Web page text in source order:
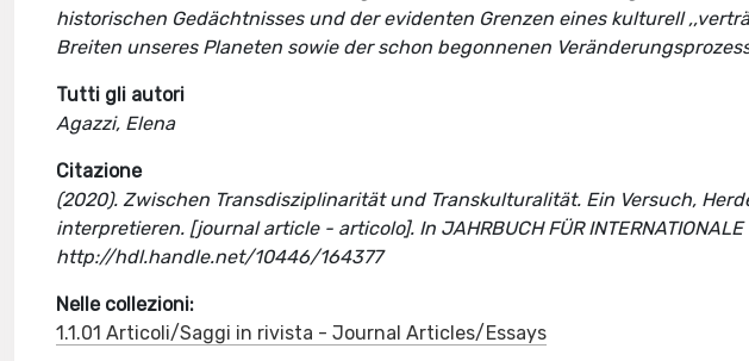
historischen Gedächtnisses und der evidenten Grenzen eines kulturell
Breiten unseres Planeten sowie der schon begonnenen
Tutti gli autori
Agazzi, Elena
Citazione
(2020). Zwischen Transdisziplinarität und Transkulturalität. Ein Versuch,
interpretieren. [journal article - articolo]. In JAHRBUCH FÜR INTERNATIONALE
http://hdl.handle.net/10446/164377
Nelle collezioni:
1.1.01 Articoli/Saggi in rivista - Journal Articles/Essays